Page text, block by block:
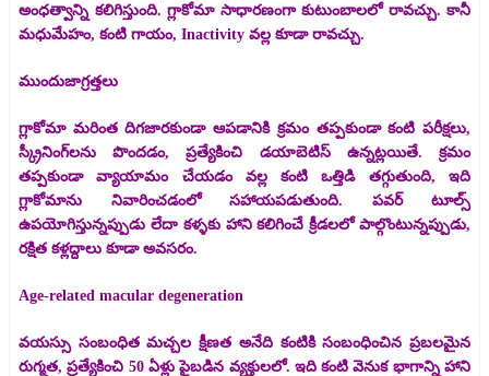
అంధత్వాన్ని కలిగిస్తుంది. గ్లాకోమా సాధారణంగా కుటుంబాలలో రావచ్చు. కానీ
మధుమేహం, కంటి గాయం, Inactivity వల్ల కూడా రావచ్చు.
ముందుజాగ్రత్తలు
గ్లాకోమా మరింత దిగజారకుండా ఆపడానికి క్రమం తప్పకుండా కంటి పరీక్షలు,
స్క్రీనింగ్‌లను పొందడం, ప్రత్యేకించి డయాబెటిస్ ఉన్నట్లయితే. క్రమం
తప్పకుండా వ్యాయామం చేయడం వల్ల కంటి ఒత్తిడి తగ్గుతుంది, ఇది
గ్లాకోమాను నివారించడంలో సహాయపడుతుంది. పవర్ టూల్స్
ఉపయోగిస్తున్నప్పుడు లేదా కళ్ళకు హాని కలిగించే క్రీడలలో పాల్గొంటున్నప్పుడు,
రక్షిత కళ్లద్దాలు కూడా అవసరం.
Age-related macular degeneration
వయస్సు సంబంధిత మచ్చల క్షీణత అనేది కంటికి సంబంధించిన ప్రబలమైన
రుగ్మత, ప్రత్యేకించి 50 ఏళ్లు పైబడిన వ్యక్తులలో. ఇది కంటి వెనుక భాగాన్ని హాని